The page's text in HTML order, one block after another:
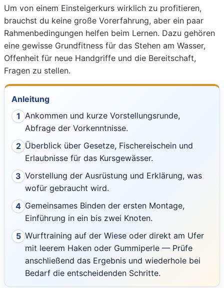
Um von einem Einsteigerkurs wirklich zu profitieren,
brauchst du keine große Vorerfahrung, aber ein paar
Rahmenbedingungen helfen beim Lernen. Dazu gehören
eine gewisse Grundfitness für das Stehen am Wasser,
Offenheit für neue Handgriffe und die Bereitschaft,
Fragen zu stellen.
Anleitung
1 Ankommen und kurze Vorstellungsrunde,
Abfrage der Vorkenntnisse.
2 Überblick über Gesetze, Fischereischein und
Erlaubnisse für das Kursgewässer.
3 Vorstellung der Ausrüstung und Erklärung, was
wofür gebraucht wird.
4 Gemeinsames Binden der ersten Montage,
Einführung in ein bis zwei Knoten.
5 Wurftraining auf der Wiese oder direkt am Ufer
mit leerem Haken oder Gummiperle — Prüfe
anschließend das Ergebnis und wiederhole bei
Bedarf die entscheidenden Schritte.